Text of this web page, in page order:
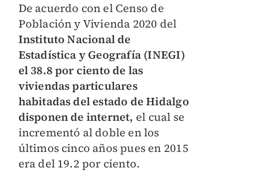
De acuerdo con el Censo de
Población y Vivienda 2020 del
Instituto Nacional de
Estadística y Geografía (INEGI)
el 38.8 por ciento de las
viviendas particulares
habitadas del estado de Hidalgo
disponen de internet, el cual se
incrementó al doble en los
últimos cinco años pues en 2015
era del 19.2 por ciento.